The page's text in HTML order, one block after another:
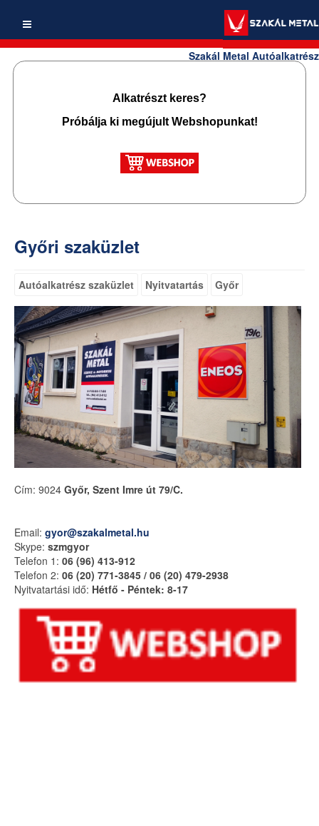
Szakál Metal Autóalkatrész
Alkatrészt keres?
Próbálja ki megújult Webshopunkat!
Győri szaküzlet
Autóalkatrész szaküzlet Nyitvatartás Győr
Cím: 9024 Győr, Szent Imre út 79/C.
Email: gyor@szakalmetal.hu
Skype: szmgyor
Telefon 1: 06 (96) 413-912
Telefon 2: 06 (20) 771-3845 / 06 (20) 479-2938
Nyitvatartási idő: Hétfő - Péntek: 8-17